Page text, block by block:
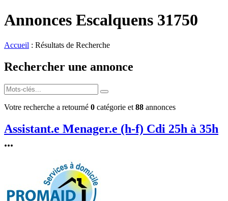
Annonces Escalquens 31750
Accueil : Résultats de Recherche
Rechercher une annonce
Votre recherche a retourné 0 catégorie et 88 annonces
Assistant.e Menager.e (h-f) Cdi 25h à 35h
...